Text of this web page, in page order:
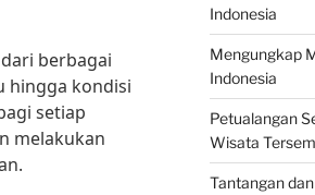
berbagai
hingga kondisi
setiap
melakukan
Indonesia
Mengungkap
Indonesia
Petualangan
Wisata
Tantangan